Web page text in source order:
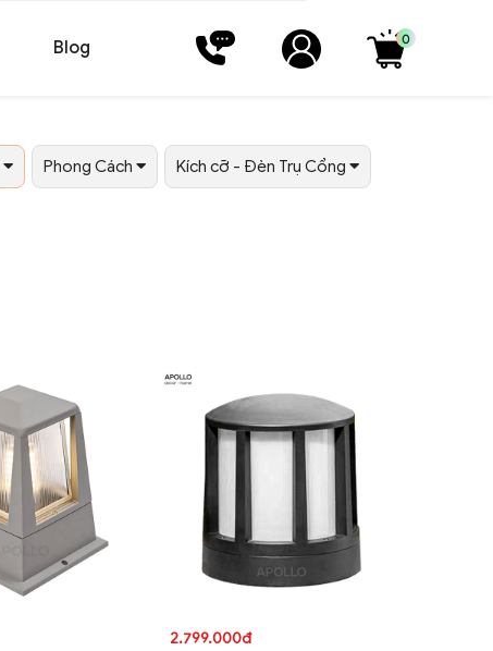
Blog 0
Phong Cách Kích cỡ - Đèn Trụ Cổng
2.799.000đ